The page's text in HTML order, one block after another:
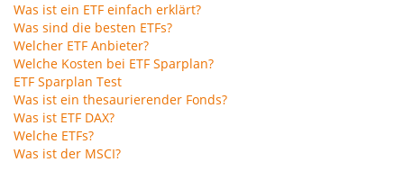
Was ist ein ETF einfach erklärt?
Was sind die besten ETFs?
Welcher ETF Anbieter?
Welche Kosten bei ETF Sparplan?
ETF Sparplan Test
Was ist ein thesaurierender Fonds?
Was ist ETF DAX?
Welche ETFs?
Was ist der MSCI?